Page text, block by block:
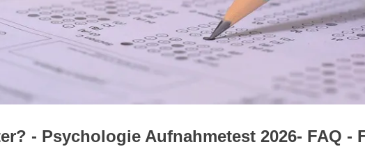
- Psychologie Aufnahmetest 2026- FAQ -